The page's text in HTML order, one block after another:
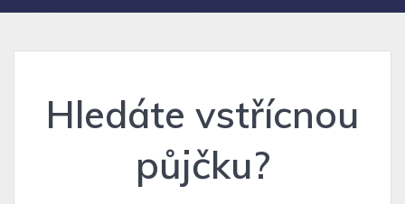
Hledáte vstřícnou
půjčku?